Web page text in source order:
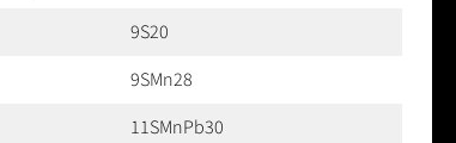
9S20
9SMn28
11SMnPb30